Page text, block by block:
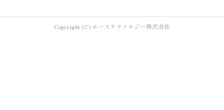
Copyright (C) エーステクノロジー株式会社